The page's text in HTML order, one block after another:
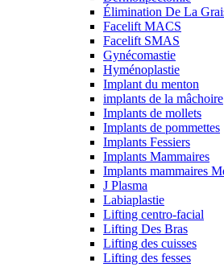
Élimination De La
Facelift MACS
Facelift SMAS
Gynécomastie
Hyménoplastie
Implant du menton
implants de la mâchoire
Implants de mollets
Implants de pommettes
Implants Fessiers
Implants Mammaires
Implants mammaires
J Plasma
Labiaplastie
Lifting centro-facial
Lifting Des Bras
Lifting des cuisses
Lifting des fesses